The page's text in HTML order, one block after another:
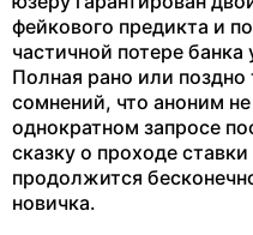
фейкового предикта и
частичной потере банка
Полная рано или
сомнений, что аноним
однократном запросе
сказку о проходе
продолжится
новичка.